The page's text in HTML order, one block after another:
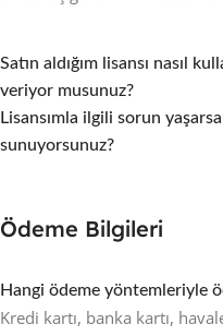
Satın aldığım lisansı nasıl
veriyor musunuz?
Lisansımla ilgili sorun
sunuyorsunuz?
Ödeme Bilgileri
Hangi ödeme yöntemleriyle
Kredi kartı, banka kartı,